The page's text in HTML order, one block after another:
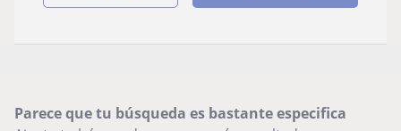
Parece que tu búsqueda es bastante especifica